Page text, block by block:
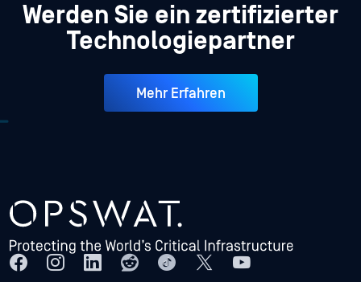
Werden Sie ein zertifizierter
Technologiepartner
Mehr Erfahren